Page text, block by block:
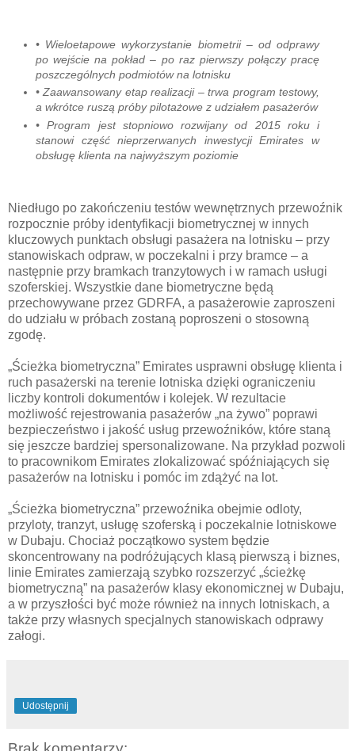
• Wieloetapowe wykorzystanie biometrii – od odprawy
po wejście na pokład – po raz pierwszy połączy pracę
poszczególnych podmiotów na lotnisku
• Zaawansowany etap realizacji – trwa program testowy,
a wkrótce ruszą próby pilotażowe z udziałem pasażerów
• Program jest stopniowo rozwijany od 2015 roku i
stanowi część nieprzerwanych inwestycji Emirates w
obsługę klienta na najwyższym poziomie
Niedługo po zakończeniu testów wewnętrznych przewoźnik
rozpocznie próby identyfikacji biometrycznej w innych
kluczowych punktach obsługi pasażera na lotnisku – przy
stanowiskach odpraw, w poczekalni i przy bramce – a
następnie przy bramkach tranzytowych i w ramach usługi
szoferskiej. Wszystkie dane biometryczne będą
przechowywane przez GDRFA, a pasażerowie zaproszeni
do udziału w próbach zostaną poproszeni o stosowną
zgodę.
„Ścieżka biometryczna” Emirates usprawni obsługę klienta i
ruch pasażerski na terenie lotniska dzięki ograniczeniu
liczby kontroli dokumentów i kolejek. W rezultacie
możliwość rejestrowania pasażerów „na żywo” poprawi
bezpieczeństwo i jakość usług przewoźników, które staną
się jeszcze bardziej spersonalizowane. Na przykład pozwoli
to pracownikom Emirates zlokalizować spóźniających się
pasażerów na lotnisku i pomóc im zdążyć na lot.
„Ścieżka biometryczna” przewoźnika obejmie odloty,
przyloty, tranzyt, usługę szoferską i poczekalnie lotniskowe
w Dubaju. Chociaż początkowo system będzie
skoncentrowany na podróżujących klasą pierwszą i biznes,
linie Emirates zamierzają szybko rozszerzyć „ścieżkę
biometryczną” na pasażerów klasy ekonomicznej w Dubaju,
a w przyszłości być może również na innych lotniskach, a
także przy własnych specjalnych stanowiskach odprawy
załogi.
Udostępnij